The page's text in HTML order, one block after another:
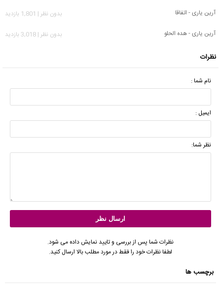
آرین یاری - اتفاقا
بدون نظر | 1,801 بازدید
آرین یاری - هده الحلو
بدون نظر | 3,018 بازدید
نظرات
نام شما :
ایمیل :
نظر شما:
نظرات شما پس از بررسی و تایید نمایش داده می شود.
لطفا نظرات خود را فقط در مورد مطلب بالا ارسال کنید.
برچسب ها